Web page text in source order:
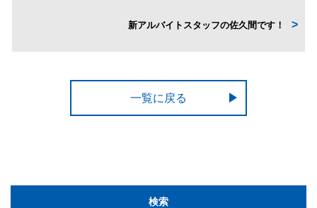
新アルバイトスタッフの佐久間です！
一覧に戻る
検索